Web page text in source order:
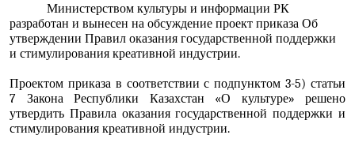
Министерством культуры и информации РК
разработан и вынесен на обсуждение проект приказа Об
утверждении Правил оказания государственной поддержки
и стимулирования креативной индустрии.
Проектом приказа в соответствии с подпунктом 3-5) статьи
7 ЗаконаРеспублики Казахстан «О культуре» решено
утвердить Правила оказания государственной поддержки и
стимулирования креативной индустрии.